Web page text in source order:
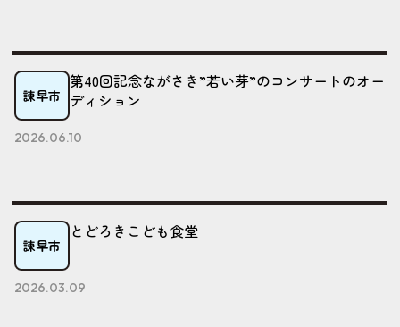
諫早市
第40回記念ながさき”若い芽”のコンサートのオー
ディション
2026.06.10
諫早市
とどろきこども食堂
2026.03.09